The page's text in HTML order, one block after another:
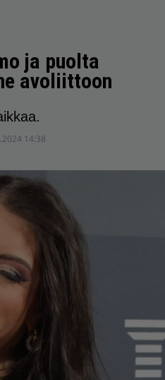
ja puolta
avoliittoon
14:38